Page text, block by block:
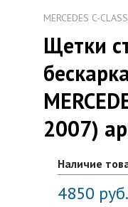
MERCEDES C-
Щетки
2007)
Наличие
4850 руб.